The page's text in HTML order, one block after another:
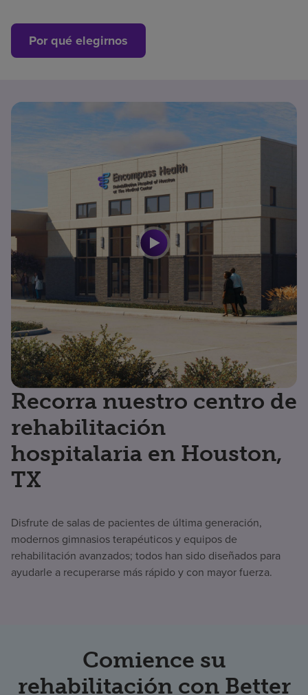
Por qué elegirnos
Recorra nuestro centro de
rehabilitación
hospitalaria en Houston,
TX
Disfrute de salas de pacientes de última generación,
modernos gimnasios terapéuticos y equipos de
rehabilitación avanzados; todos han sido diseñados para
ayudarle a recuperarse más rápido y con mayor fuerza.
Comience su
rehabilitación con Better